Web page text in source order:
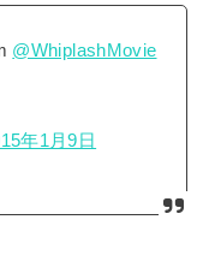
@WhiplashMovie
年1月9日